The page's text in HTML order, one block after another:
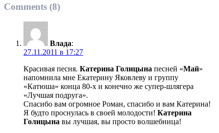
Comments (8)
Влада:
27.11.2011 в 17:27
Красивая песня. Катерина Голицына песней «Май»
напомнила мне Екатерину Яковлеву и группу
«Катюша» конца 80-х и конечно же супер-шлягера
«Лучшая подруга».
Спасибо вам огромное Роман, спасибо и вам Катерина!
Я будто проснулась в своей молодости! Катерина
Голицына вы лучшая, вы просто волшебница!